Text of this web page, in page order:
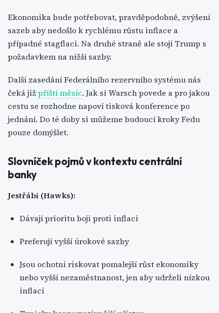
Ekonomika bude potřebovat, pravděpodobně, zvýšení
sazeb aby nedošlo k rychlému růstu inflace a
případné stagflaci. Na druhé straně ale stojí Trump s
požadavkem na nižší sazby.
Další zasedání Federálního rezervního systému nás
čeká jižpříští měsíc. Jak si Warsch povede a pro jakou
cestu se rozhodne napoví tisková konference po
jednání. Do té doby si můžeme budoucí kroky Fedu
pouze domýšlet.
Slovníček pojmů v kontextu centrální
banky
Jestřábi (Hawks):
Dávají prioritu boji proti inflaci
Preferují vyšší úrokové sazby
Jsou ochotni riskovat pomalejší růst ekonomiky
nebo vyšší nezaměstnanost, jen aby udrželi nízkou
inflaci